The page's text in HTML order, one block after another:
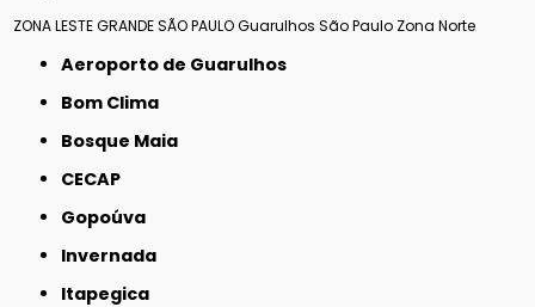
ZONA LESTEGRANDE SÃO PAULOGuarulhos São Paulo Zona Norte
Aeroporto de Guarulhos
Bom Clima
Bosque Maia
CECAP
Gopoúva
Invernada
Itapegica